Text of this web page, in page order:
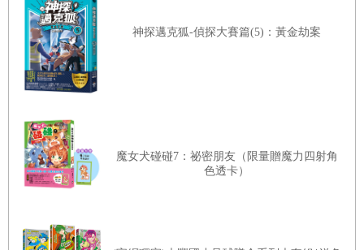
神探邁克狐-偵探大賽篇(5)：黃金劫案
魔女犬碰碰7：祕密朋友（限量贈魔力四射角
色透卡）